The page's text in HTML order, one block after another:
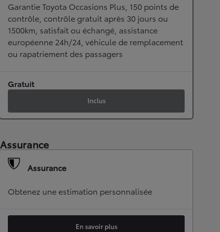
Garantie Toyota Occasions Plus, 150 points de
contrôle, contrôle gratuit après 30 jours ou
1500km, satisfait ou échangé, assistance
européenne 24h/24, véhicule de remplacement
ou rapatriement des passagers
Gratuit
Inclus
Assurance
Assurance
Obtenez une estimation personnalisée
En savoir plus